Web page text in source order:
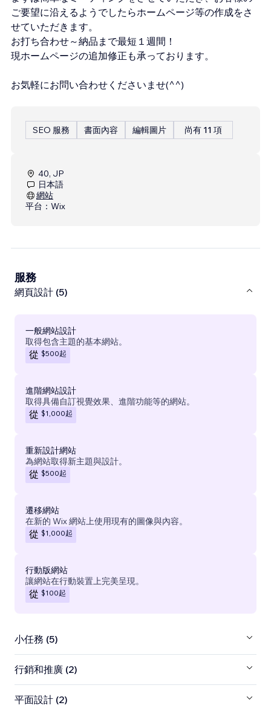
ご要望に沿えるようでしたらホームページ等の作成をさ
せていただきます。
お打ち合わせ～納品まで最短１週間！
現ホームページの追加修正も承っております。
お気軽にお問い合わせくださいませ(^^)
SEO 服務 書面內容 編輯圖片 尚有 11 項
40, JP
日本語
網站
平台： Wix
服務
網頁設計 (5)
一般網站設計
取得包含主題的基本網站。
從 $500起
進階網站設計
取得具備自訂視覺效果、進階功能等的網站。
從 $1,000起
重新設計網站
為網站取得新主題與設計。
從 $500起
遷移網站
在新的 Wix 網站上使用現有的圖像與內容。
從 $1,000起
行動版網站
讓網站在行動裝置上完美呈現。
從 $100起
小任務 (5)
行銷和推廣 (2)
平面設計 (2)